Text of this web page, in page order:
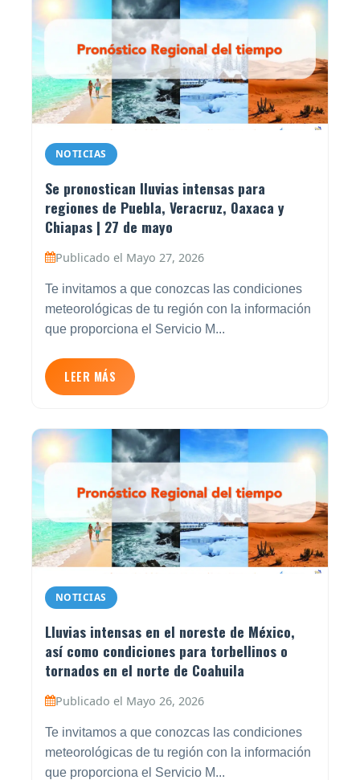
NOTICIAS
Se pronostican lluvias intensas para
regiones de Puebla, Veracruz, Oaxaca y
Chiapas | 27 de mayo
Publicado el Mayo 27, 2026
Te invitamos a que conozcas las condiciones
meteorológicas de tu región con la información
que proporciona el Servicio M...
LEER MÁS
NOTICIAS
Lluvias intensas en el noreste de México,
así como condiciones para torbellinos o
tornados en el norte de Coahuila
Publicado el Mayo 26, 2026
Te invitamos a que conozcas las condiciones
meteorológicas de tu región con la información
que proporciona el Servicio M...